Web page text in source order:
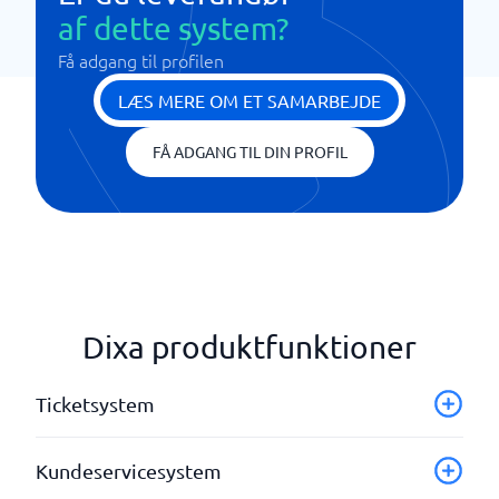
af dette system?
Få adgang til profilen
LÆS MERE OM ET SAMARBEJDE
FÅ ADGANG TIL DIN PROFIL
Dixa produktfunktioner
Ticketsystem
Ansvarsfordeling
Bruger- og adgangsstyring
Kundeservicesystem